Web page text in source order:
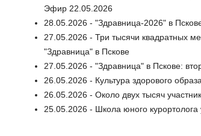
Эфир 22.05.2026
28.05.2026 - "Здравница-2026" в
27.05.2026 - Три тысячи квадратных
"Здравница" в Пскове
27.05.2026 - "Здравница" в Пскове:
26.05.2026 - Культура здорового
26.05.2026 - Около двух тысяч
25.05.2026 - Школа юного курортолога